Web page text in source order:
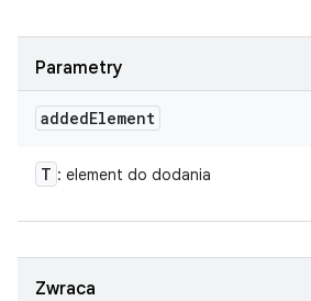
Parametry
addedElement
T : element do dodania
Zwraca